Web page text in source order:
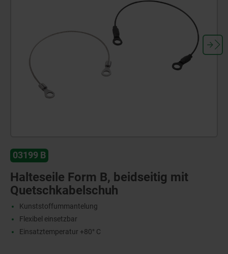
03199 B
Halteseile Form B, beidseitig mit
Quetschkabelschuh
Kunststoffummantelung
Flexibel einsetzbar
Einsatztemperatur +80° C